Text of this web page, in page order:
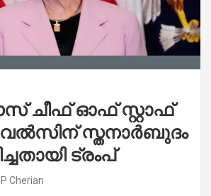
ചീഫ് ഓഫ് സ്റ്റാഫ്
സ്തനാർബുദം
ട്രംപ്
Cherian